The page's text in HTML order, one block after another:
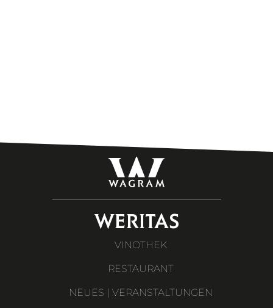
WERITAS
VINOTHEK
RESTAURANT
NEUES | VERANSTALTUNGEN